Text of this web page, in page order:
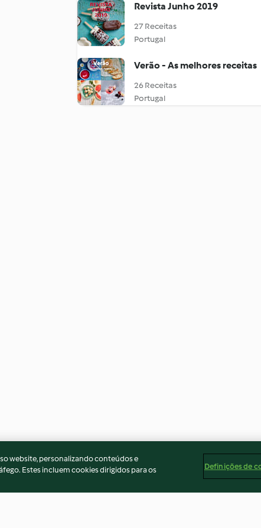
Revista Junho 2019
27 Receitas
Portugal
Verão - As melhores receitas
26 Receitas
Portugal
website, personalizando conteúdos e
Estes incluem cookies dirigidos para os
Definições de